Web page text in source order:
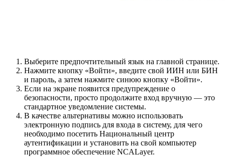
Выберите предпочтительный язык на главной странице.
Нажмите кнопку «Войти», введите свой ИИН или БИН
и пароль, а затем нажмите синюю кнопку «Войти».
Если на экране появится предупреждение о
безопасности, просто продолжите вход вручную — это
стандартное уведомление системы.
В качестве альтернативы можно использовать
электронную подпись для входа в систему, для чего
необходимо посетить Национальный центр
аутентификации и установить на свой компьютер
программное обеспечение NCALayer.